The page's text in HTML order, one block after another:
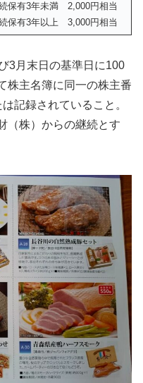
保有3年未満 2,000円相当
保有3年以上 3,000円相当
3月末日の基準日に100
株主名簿に同一の株主番
記録されていること。
（株）からの継続とす